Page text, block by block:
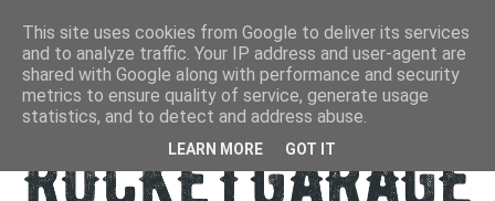
This site uses cookies from Google to deliver its services
and to analyze traffic. Your IP address and user-agent are
shared with Google along with performance and security
metrics to ensure quality of service, generate usage
statistics, and to detect and address abuse.
LEARN MORE GOT IT